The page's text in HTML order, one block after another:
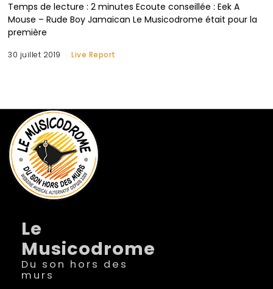
Temps de lecture : 2 minutes Ecoute conseillée : Eek A
Mouse – Rude Boy Jamaican Le Musicodrome était pour la
première
30 juillet 2019 Live Report
Le
Musicodrome
Du son hors des
murs